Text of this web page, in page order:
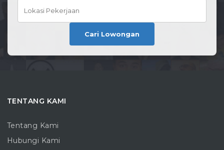
Cari Lowongan
TENTANG KAMI
Tentang Kami
Hubungi Kami